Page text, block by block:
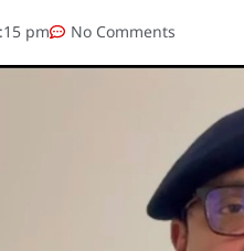
pm No Comments